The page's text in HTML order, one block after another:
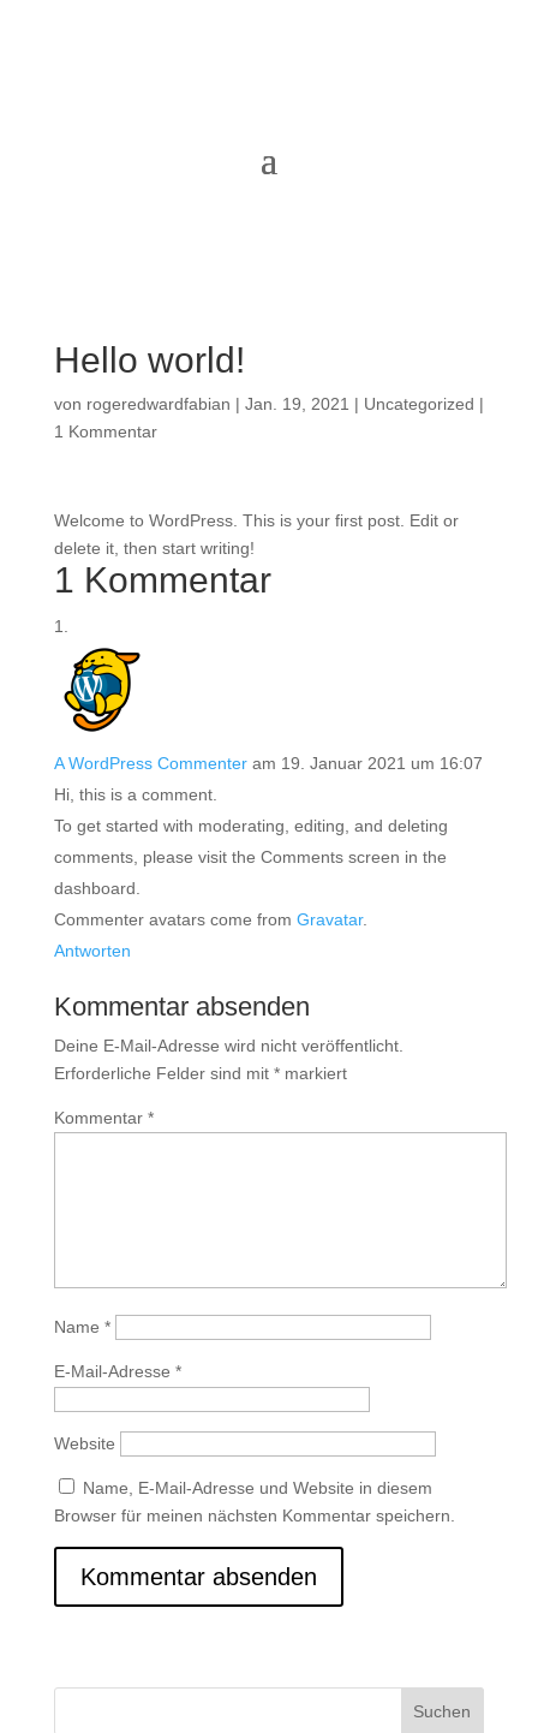
Hello world!
von rogeredwardfabian | Jan. 19, 2021 | Uncategorized |
1 Kommentar
Welcome to WordPress. This is your first post. Edit or
delete it, then start writing!
1 Kommentar
A WordPress Commenter am 19. Januar 2021 um 16:07
Hi, this is a comment.
To get started with moderating, editing, and deleting
comments, please visit the Comments screen in the
dashboard.
Commenter avatars come from Gravatar.
Antworten
Kommentar absenden
Deine E-Mail-Adresse wird nicht veröffentlicht.
Erforderliche Felder sind mit *markiert
Kommentar *
Name *
E-Mail-Adresse *
Website
Name, E-Mail-Adresse und Website in diesem
Browser für meinen nächsten Kommentar speichern.